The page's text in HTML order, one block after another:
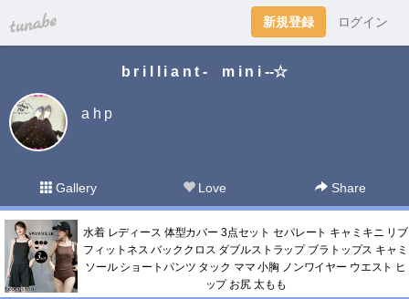
tuna.be 新規登録 ログイン
b r i l l i a n t - m i n i --☆
a h p
Gallery Love Share
水着 レディース 体型カバー 3点セット セパレート キャミキニ リブ
フィットネス バッククロス ダブルストラップ ブラトップス キャミ
ソール ショートパンツ タック ママ 小胸 ノンワイヤー ウエスト ヒ
ップ お尻 太もも